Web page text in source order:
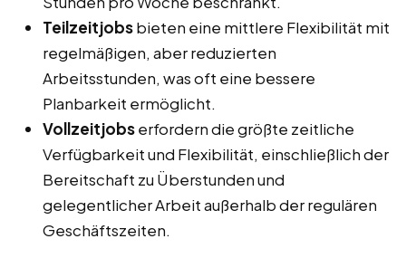
Teilzeitjobsbieten eine mittlere Flexibilität mit
regelmäßigen, aber reduzierten
Arbeitsstunden, was oft eine bessere
Planbarkeit ermöglicht.
Vollzeitjobserfordern die größte zeitliche
Verfügbarkeit und Flexibilität, einschließlich der
Bereitschaft zu Überstunden und
gelegentlicher Arbeit außerhalb der regulären
Geschäftszeiten.